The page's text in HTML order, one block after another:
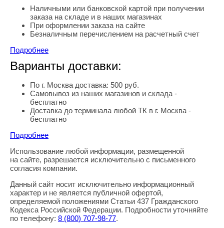
Наличными или банковской картой при получении
заказа на складе и в наших магазинах
При оформлении заказа на сайте
Безналичным перечислением на расчетный счет
Подробнее
Варианты доставки:
По г. Москва доставка: 500 руб.
Самовывоз из наших магазинов и склада -
бесплатно
Доставка до терминала любой ТК в г. Москва -
бесплатно
Подробнее
Правовая информация
Использование любой информации, размещенной
на сайте, разрешается исключительно с письменного
согласия компании.
Данный сайт носит исключительно информационный
характер и не является публичной офертой,
определяемой положениями Статьи 437 Гражданского
Кодекса Российской Федерации. Подробности уточняйте
по телефону: 8 (800) 707-98-77.